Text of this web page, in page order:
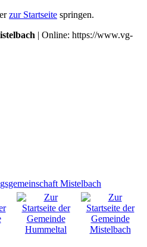
zur Startseite springen.
| Online: https://www.vg-